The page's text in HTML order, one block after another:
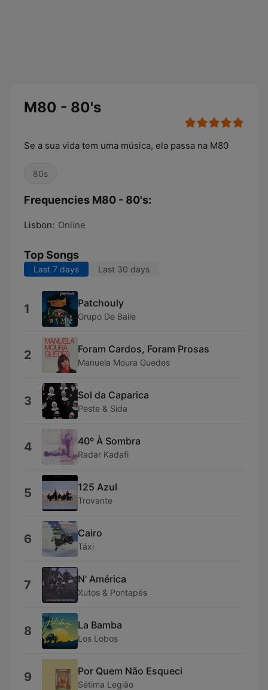
M80 - 80's
Se a sua vida tem uma música, ela passa na M80
80s
Frequencies M80 - 80's:
Lisbon: Online
Top Songs
Last 7 days Last 30 days
1 Patchouly
Grupo De Baile
2 Foram Cardos, Foram Prosas
Manuela Moura Guedes
3 Sol da Caparica
Peste & Sida
4 40º À Sombra
Radar Kadafi
5 125 Azul
Trovante
6 Cairo
Táxi
7 N' América
Xutos & Pontapés
8 La Bamba
Los Lobos
9 Por Quem Não Esqueci
Sétima Legião